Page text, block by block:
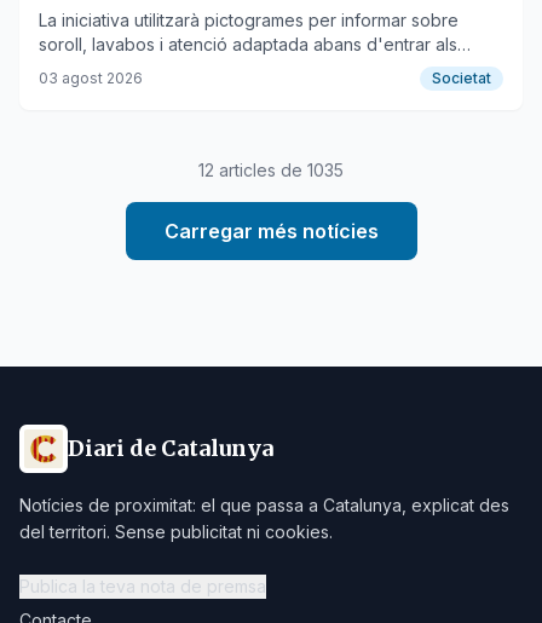
autistes
La iniciativa utilitzarà pictogrames per informar sobre
soroll, lavabos i atenció adaptada abans d'entrar als
establiments.
03 agost 2026 Societat
12 articles de 1035
Carregar més notícies
Diari de Catalunya
Notícies de proximitat: el que passa a Catalunya, explicat des
del territori. Sense publicitat ni cookies.
Publica la teva nota de premsa